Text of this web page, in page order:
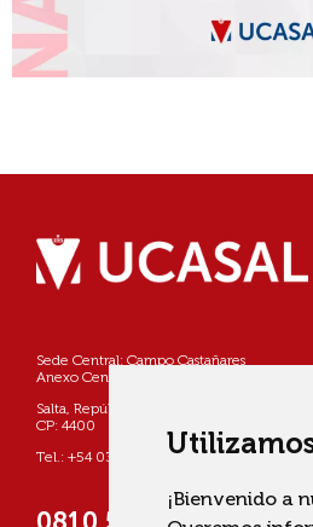
¡Bienvenido a
Sede Central: Campo Castañares
Anexo Centro: Pellegrini 790
Salta, República Argentina
CP: 4400
Tel.: +54 0387 4268800